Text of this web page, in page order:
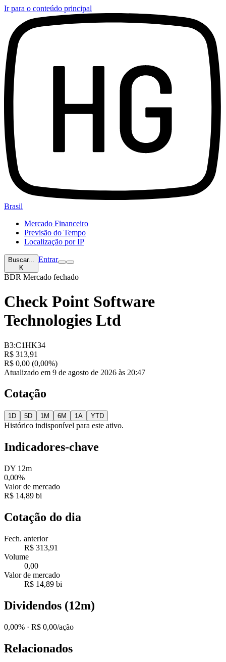
Ir para o conteúdo principal
Brasil
Mercado Financeiro
Previsão do Tempo
Localização por IP
Buscar...
K
Entrar
BDR Mercado fechado
Check Point Software
Technologies Ltd
B3:C1HK34
R$ 313,91
R$ 0,00 (0,00%)
Atualizado em 9 de agosto de 2026 às 20:47
Cotação
1D 5D 1M 6M 1A YTD
Histórico indisponível para este ativo.
Indicadores-chave
DY 12m
0,00%
Valor de mercado
R$ 14,89 bi
Cotação do dia
Fech. anterior
R$ 313,91
Volume
0,00
Valor de mercado
R$ 14,89 bi
Dividendos (12m)
0,00% · R$ 0,00/ação
Relacionados